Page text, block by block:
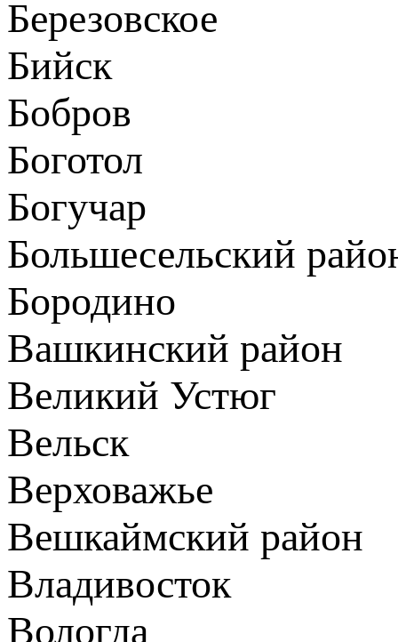
Березовское
Бийск
Бобров
Боготол
Богучар
Большесельский
Бородино
Вашкинский район
Великий Устюг
Вельск
Верховажье
Вешкаймский район
Владивосток
Вологда